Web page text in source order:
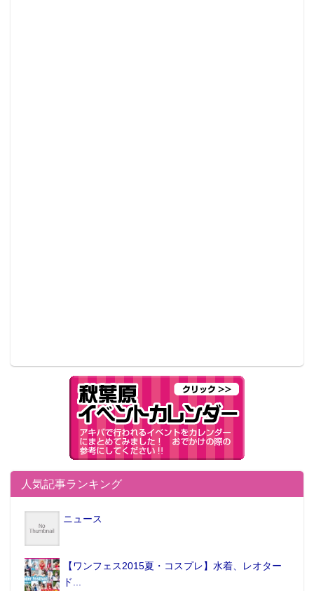
人気記事ランキング
ニュース
【ワンフェス2015夏・コスプレ】水着、レオター
ド...